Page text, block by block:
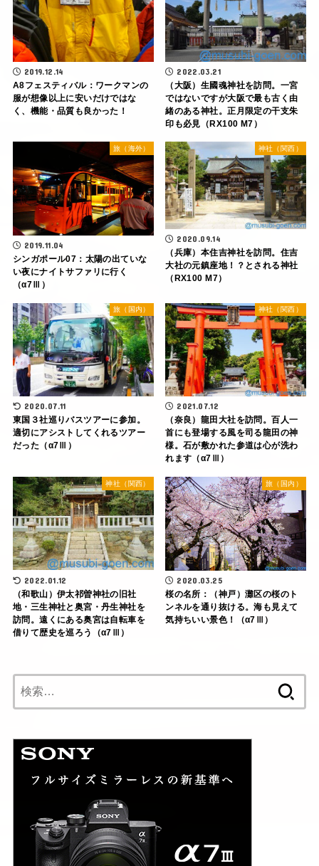
2019.12.14
A8フェスティバル：ワークマンの
服が想像以上に安いだけではな
く、機能・品質も良かった！
2022.03.21
（大阪）生國魂神社を訪問。一宮
ではないですが大阪で最も古く由
緒のある神社。正月限定の干支朱
印も必見（RX100 M7）
旅（海外）
2019.11.04
シンガポール07：太陽の出ていな
い夜にナイトサファリに行く
（α7Ⅲ）
神社（関西）
2020.09.14
（兵庫）本住吉神社を訪問。住吉
大社の元鎮座地！？とされる神社
（RX100 M7）
旅（国内）
2020.07.11
東国３社巡りバスツアーに参加。
適切にアシストしてくれるツアー
だった（α7Ⅲ）
神社（関西）
2021.07.12
（奈良）龍田大社を訪問。百人一
首にも登場する風を司る龍田の神
様。石が敷かれた参道は心が洗わ
れます（α7Ⅲ）
神社（関西）
2022.01.12
（和歌山）伊太祁曽神社の旧社
地・三生神社と奥宮・丹生神社を
訪問。遠くにある奥宮は自転車を
借りて歴史を巡ろう（α7Ⅲ）
旅（国内）
2020.03.25
桜の名所：（神戸）灘区の桜のト
ンネルを通り抜ける。海も見えて
気持ちいい景色！（α7Ⅲ）
索: